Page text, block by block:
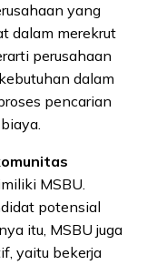
yang
dalam merekrut
perusahaan
dalam
pencarian
MSBU.
potensial
itu, MSBU juga
yaitu bekerja